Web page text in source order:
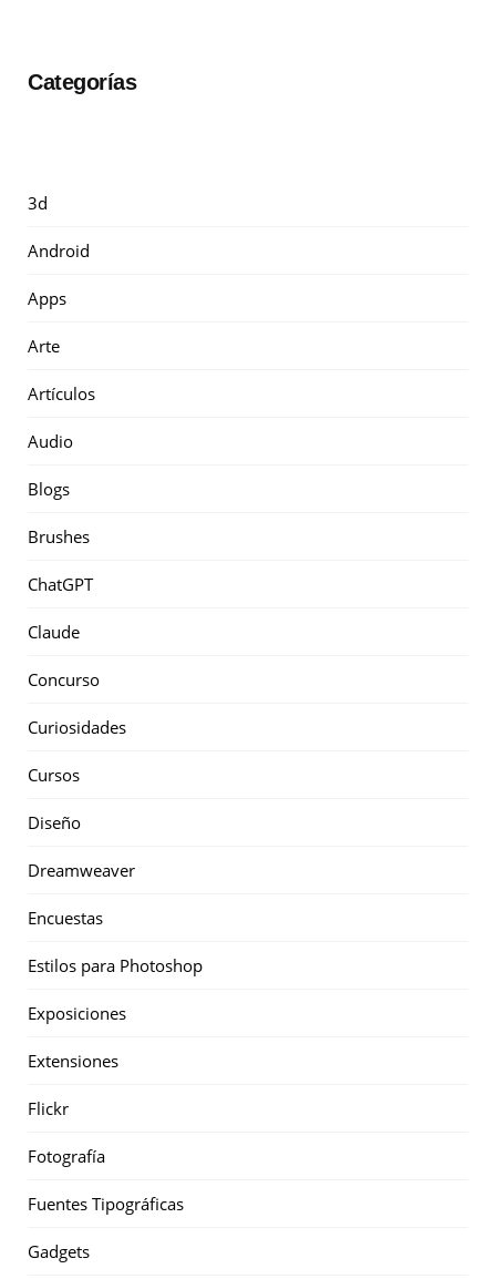
Categorías
3d
Android
Apps
Arte
Artículos
Audio
Blogs
Brushes
ChatGPT
Claude
Concurso
Curiosidades
Cursos
Diseño
Dreamweaver
Encuestas
Estilos para Photoshop
Exposiciones
Extensiones
Flickr
Fotografía
Fuentes Tipográficas
Gadgets